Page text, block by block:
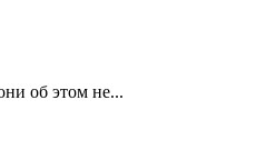
об этом не...